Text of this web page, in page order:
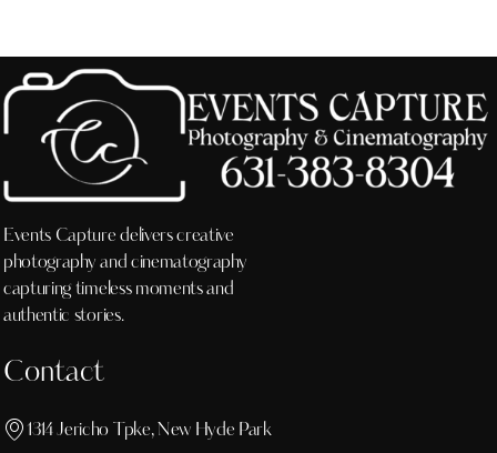
Events Capture delivers creative
photography and cinematography
capturing timeless moments and
authentic stories.
Contact
1314 Jericho Tpke, New Hyde Park